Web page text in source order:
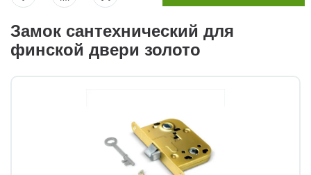
Замок сантехнический для
финской двери золото